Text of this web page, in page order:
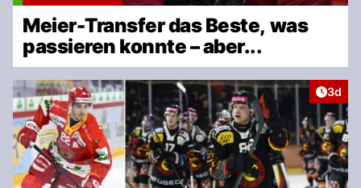
Meier-Transfer das Beste, was
passieren konnte – aber...
3d